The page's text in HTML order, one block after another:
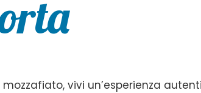
vivi un’esperienza